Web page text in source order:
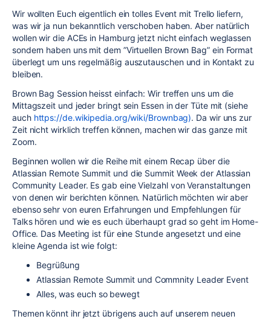
Wir wollten Euch eigentlich ein tolles Event mit Trello liefern,
was wir ja nun bekanntlich verschoben haben. Aber natürlich
wollen wir die ACEs in Hamburg jetzt nicht einfach weglassen
sondern haben uns mit dem ”Virtuellen Brown Bag” ein Format
überlegt um uns regelmäßig auszutauschen und in Kontakt zu
bleiben.
Brown Bag Session heisst einfach: Wir treffen uns um die
Mittagszeit und jeder bringt sein Essen in der Tüte mit (siehe
auch https://de.wikipedia.org/wiki/Brownbag). Da wir uns zur
Zeit nicht wirklich treffen können, machen wir das ganze mit
Zoom.
Beginnen wollen wir die Reihe mit einem Recap über die
Atlassian Remote Summit und die Summit Week der Atlassian
Community Leader. Es gab eine Vielzahl von Veranstaltungen
von denen wir berichten können. Natürlich möchten wir aber
ebenso sehr von euren Erfahrungen und Empfehlungen für
Talks hören und wie es euch überhaupt grad so geht im Home-
Office. Das Meeting ist für eine Stunde angesetzt und eine
kleine Agenda ist wie folgt:
Begrüßung
Atlassian Remote Summit und Commnity Leader Event
Alles, was euch so bewegt
Themen könnt ihr jetzt übrigens auch auf unserem neuen